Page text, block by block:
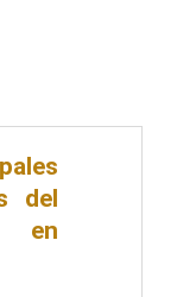
del
en